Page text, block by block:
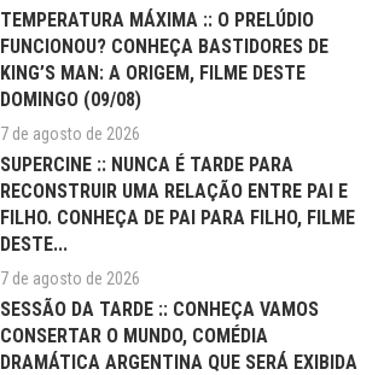
TEMPERATURA MÁXIMA :: O PRELÚDIO
FUNCIONOU? CONHEÇA BASTIDORES DE
KING’S MAN: A ORIGEM, FILME DESTE
DOMINGO (09/08)
7 de agosto de 2026
SUPERCINE :: NUNCA É TARDE PARA
RECONSTRUIR UMA RELAÇÃO ENTRE PAI E
FILHO. CONHEÇA DE PAI PARA FILHO, FILME
DESTE...
7 de agosto de 2026
SESSÃO DA TARDE :: CONHEÇA VAMOS
CONSERTAR O MUNDO, COMÉDIA
DRAMÁTICA ARGENTINA QUE SERÁ EXIBIDA